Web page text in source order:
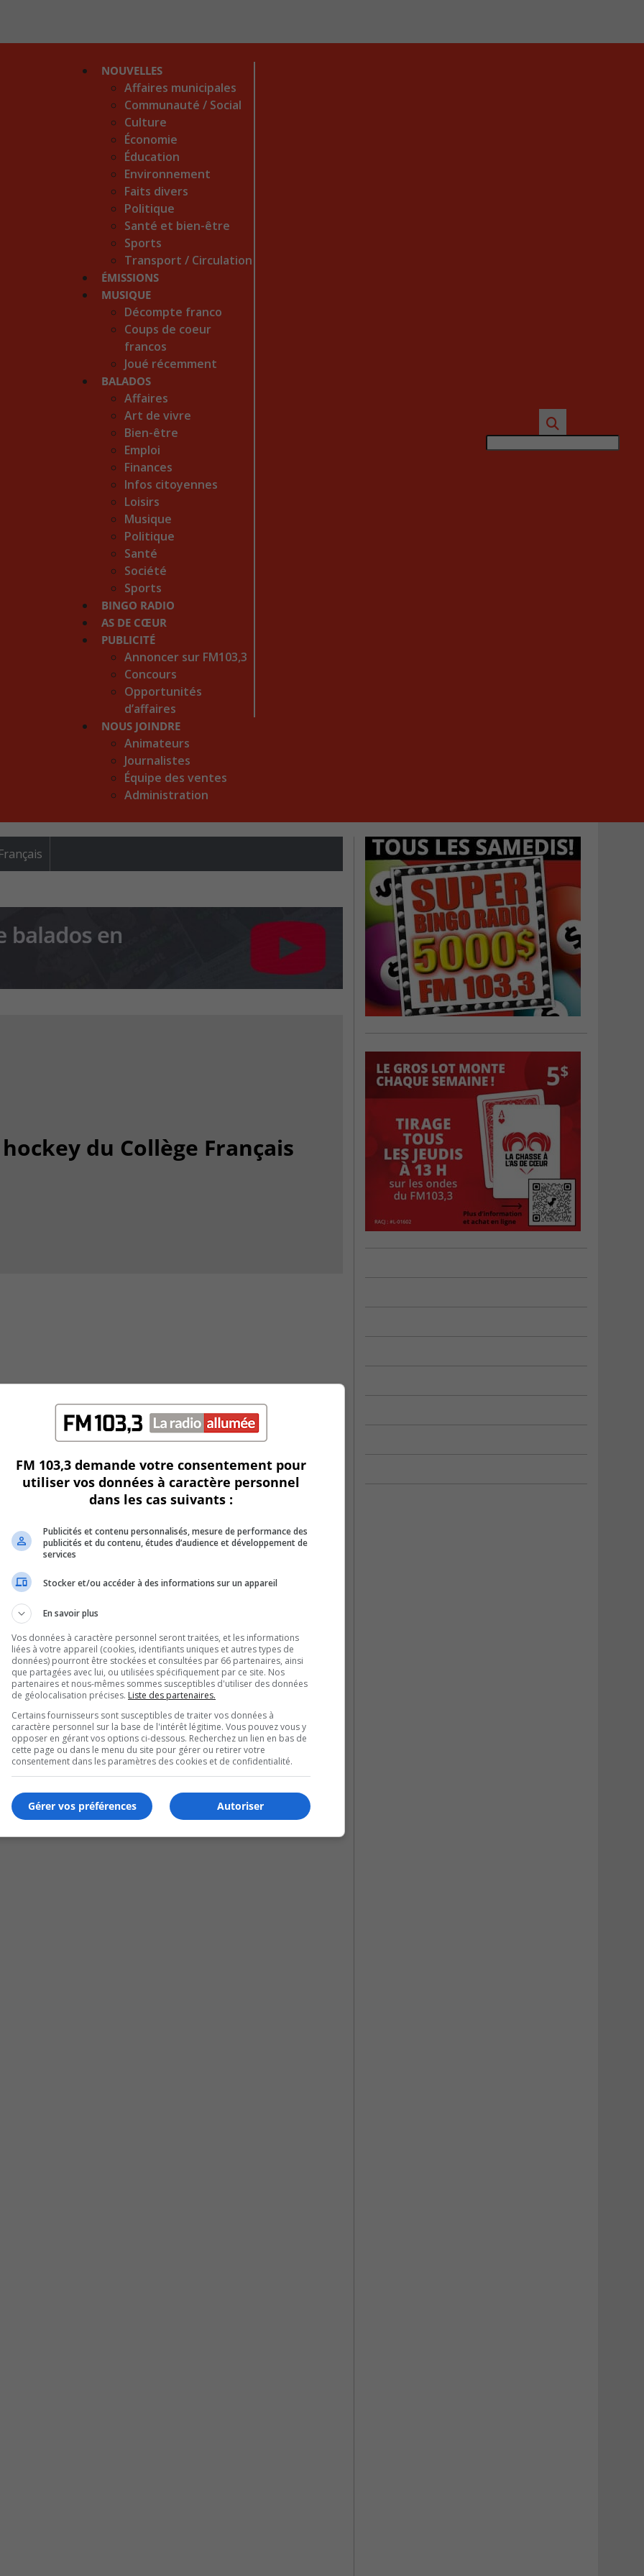
NOUVELLES
Affaires municipales
Communauté / Social
Culture
Économie
Éducation
Environnement
Faits divers
Politique
Santé et bien-être
Sports
Transport / Circulation
ÉMISSIONS
MUSIQUE
Décompte franco
Coups de coeur
francos
Joué récemment
BALADOS
Affaires
Art de vivre
Bien-être
Emploi
Finances
Infos citoyennes
Loisirs
Musique
Politique
Santé
Société
Sports
BINGO RADIO
AS DE CŒUR
PUBLICITÉ
Annoncer sur FM103,3
Concours
Opportunités
d’affaires
NOUS JOINDRE
Animateurs
Journalistes
Équipe des ventes
Administration
du Collège Français
FM 103,3 demande votre consentement pour
utiliser vos données à caractère personnel
dans les cas suivants :
Publicités et contenu personnalisés, mesure de performance des
publicités et du contenu, études d’audience et développement de
services
Stocker et/ou accéder à des informations sur un appareil
En savoir plus
Vos données à caractère personnel seront traitées, et les informations
liées à votre appareil (cookies, identifiants uniques et autres types de
données) pourront être stockées et consultées par 66 partenaires, ainsi
que partagées avec lui, ou utilisées spécifiquement par ce site. Nos
partenaires et nous-mêmes sommes susceptibles d'utiliser des données
de géolocalisation précises. Liste des partenaires.
Certains fournisseurs sont susceptibles de traiter vos données à
caractère personnel sur la base de l'intérêt légitime. Vous pouvez vous y
opposer en gérant vos options ci-dessous. Recherchez un lien en bas de
cette page ou dans le menu du site pour gérer ou retirer votre
consentement dans les paramètres des cookies et de confidentialité.
Autoriser
Gérer vos préférences